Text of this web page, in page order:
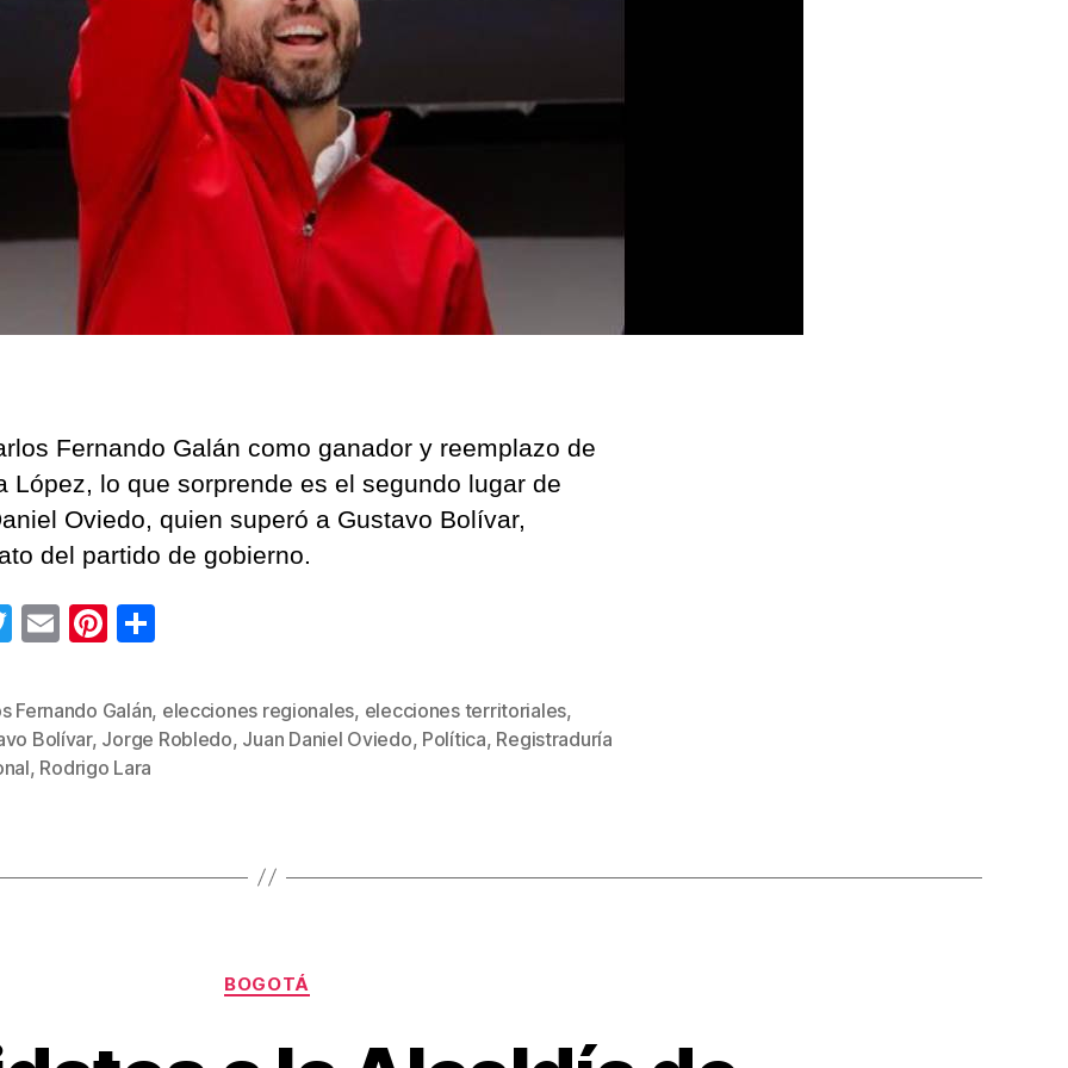
Fernando Galán como ganador y reemplazo de
López, lo que sorprende es el segundo lugar de
Oviedo, quien superó a Gustavo Bolívar,
del partido de gobierno.
T
tt
er
E
ail
Pi
er
e
st
m
p
Fernando Galán, elecciones regionales, elecciones territoriales,
Bolívar, Jorge Robledo, Juan Daniel Oviedo, Política, Registraduría
, Rodrigo Lara
Categorías
BOGOTÁ